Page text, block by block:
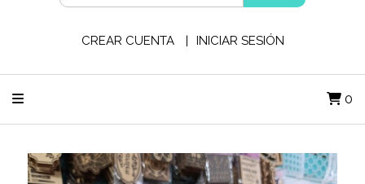
CREAR CUENTA INICIAR SESIÓN
0